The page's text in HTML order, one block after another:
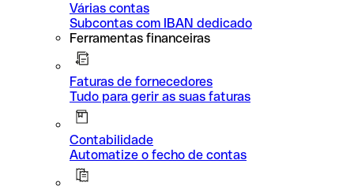
Várias contas
Subcontas com IBAN dedicado
Ferramentas financeiras
Faturas de fornecedores
Tudo para gerir as suas faturas
Contabilidade
Automatize o fecho de contas